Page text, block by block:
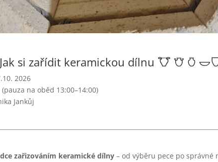
Jak si zařídit keramickou dílnu 𐃭 𐃢 𐃡
2026
(pauza na oběd 13:00–14:00)
Jankůj
zařizováním keramické dílny – od výběru pece po správné